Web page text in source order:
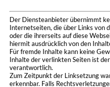
Der Diensteanbieter übernimmt
Internetseiten, die über Links von
oder die ihrerseits auf diese
hiermit ausdrücklich von den
Für fremde Inhalte kann keine
Inhalte der verlinkten Seiten ist
verantwortlich.
Zum Zeitpunkt der Linksetzung
erkennbar. Falls